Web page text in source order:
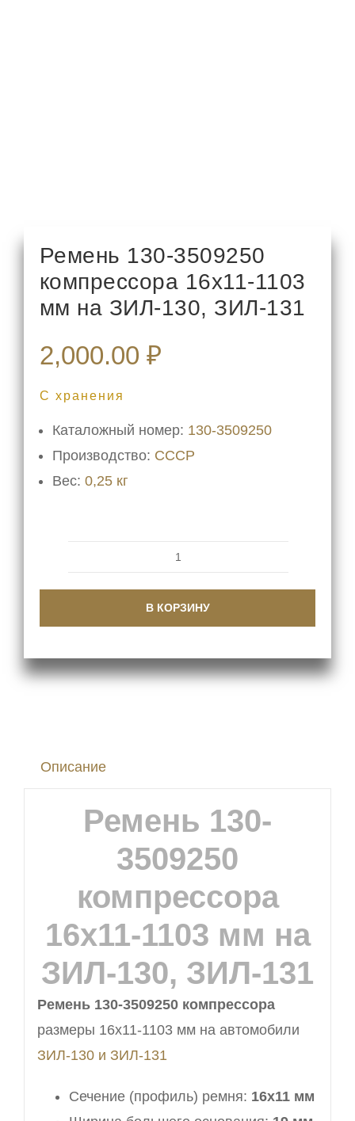
Ремень 130-3509250
компрессора 16х11-1103
мм на ЗИЛ-130, ЗИЛ-131
2,000.00 ₽
С хранения
Каталожный номер: 130-3509250
Производство: СССР
Вес: 0,25 кг
товара
3509250
ЗИЛ-130,
ЗИЛ-131
В КОРЗИНУ
Описание
Ремень 130-
3509250
компрессора
16х11-1103 мм на
ЗИЛ-130, ЗИЛ-131
Ремень 130-3509250 компрессора
размеры 16х11-1103 мм на автомобили
ЗИЛ-130 и ЗИЛ-131
Сечение (профиль) ремня: 16х11 мм